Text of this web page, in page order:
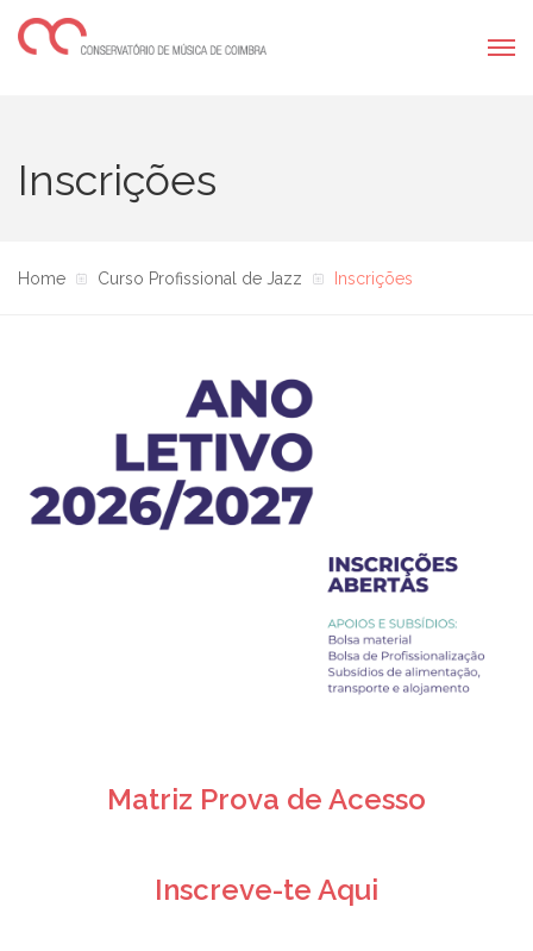
Inscrições
Home Curso Profissional de Jazz Inscrições
Matriz Prova de Acesso
Inscreve-te Aqui